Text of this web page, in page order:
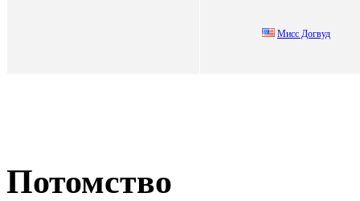
Mиcc Дoгвуд
Потомство